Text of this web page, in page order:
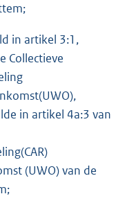
in artikel 3:1,
Collectieve
in artikel 4a:3 van
(UWO) van de